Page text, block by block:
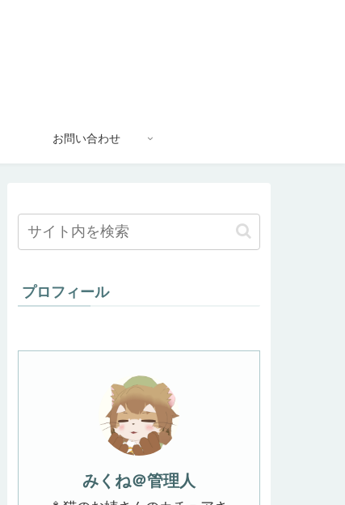
お問い合わせ
プロフィール
みくね＠管理人